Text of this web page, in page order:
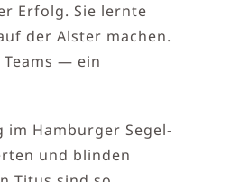
Erfolg. Sie lernte
der Alster machen.
— ein
im Hamburger Segel-
und blinden